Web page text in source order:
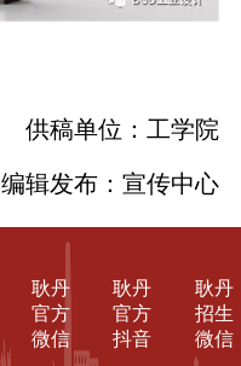
供稿单位：工学院
编辑发布：宣传中心
耿丹
招生
微信
耿丹
官方
抖音
耿丹
官方
微信